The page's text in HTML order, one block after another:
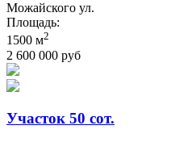
Можайского ул.
Площадь:
1500 м2
2 600 000 руб
Участок 50 сот.